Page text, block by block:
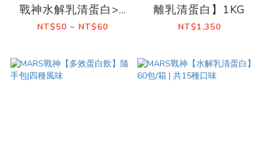
戰神水解乳清蛋白>>
即享優惠!!
NT$50 ~ NT$60
離乳清蛋白】1KG
NT$1,350